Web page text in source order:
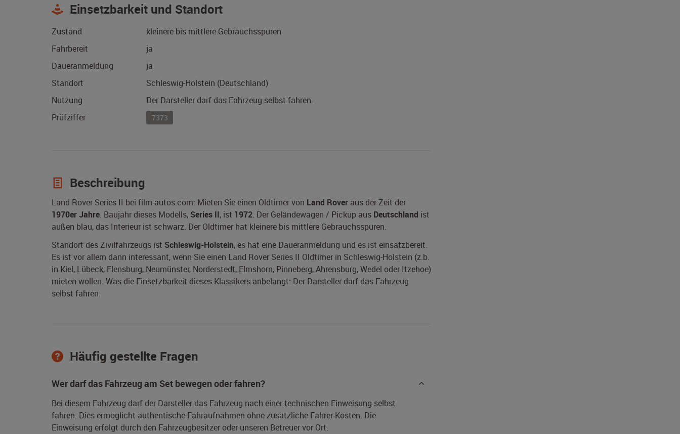
Einsetzbarkeit und Standort
Zustand
kleinere bis mittlere Gebrauchsspuren
Fahrbereit
ja
Daueranmeldung
ja
Standort
Schleswig-Holstein (Deutschland)
Nutzung
Der Darsteller darf das Fahrzeug selbst fahren.
Prüfziffer
7373
Beschreibung
Land Rover Series II bei film-autos.com: Mieten Sie einen Oldtimer von Land Rover aus der Zeit der
1970er Jahre. Baujahr dieses Modells, Series II, ist 1972. Der Geländewagen / Pickup aus Deutschland ist
außen blau, das Interieur ist schwarz. Der Oldtimer hat kleinere bis mittlere Gebrauchsspuren.
Standort des Zivilfahrzeugs ist Schleswig-Holstein, es hat eine Daueranmeldung und es ist einsatzbereit.
Es ist vor allem dann interessant, wenn Sie einen Land Rover Series II Oldtimer in Schleswig-Holstein (z.b.
in Kiel, Lübeck, Flensburg, Neumünster, Norderstedt, Elmshorn, Pinneberg, Ahrensburg, Wedel oder Itzehoe)
mieten wollen. Was die Einsetzbarkeit dieses Klassikers anbelangt: Der Darsteller darf das Fahrzeug
selbst fahren.
Häufig gestellte Fragen
Wer darf das Fahrzeug am Set bewegen oder fahren?
Bei diesem Fahrzeug darf der Darsteller das Fahrzeug nach einer technischen Einweisung selbst
fahren. Dies ermöglicht authentische Fahraufnahmen ohne zusätzliche Fahrer-Kosten. Die
Einweisung erfolgt durch den Fahrzeugbesitzer oder unseren Betreuer vor Ort.